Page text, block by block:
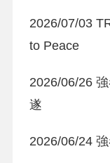
2026/07/03
to Peace
2026/06/26
遂
2026/06/24